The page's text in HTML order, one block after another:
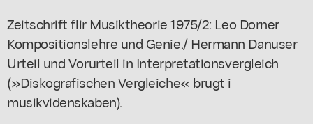
Zeitschrift flir Musiktheorie 1975/2: Leo Dorner
Kompositionslehre und Genie./ Hermann Danuser
Urteil und Vorurteil in Interpretationsvergleich
(»Diskografischen Vergleiche« brugt i
musikvidenskaben).